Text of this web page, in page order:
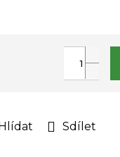
Sdílet